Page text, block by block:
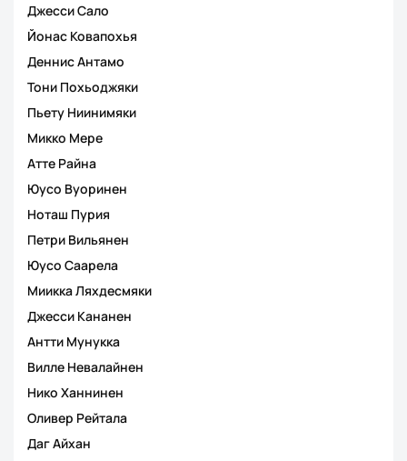
Джесси Сало
Йонас Ковапохья
Деннис Антамо
Тони Похьоджяки
Пьету Ниинимяки
Микко Мере
Атте Райна
Юусо Вуоринен
Ноташ Пурия
Петри Вильянен
Юусо Саарела
Миикка Ляхдесмяки
Джесси Кананен
Антти Мунукка
Вилле Невалайнен
Нико Ханнинен
Оливер Рейтала
Даг Айхан